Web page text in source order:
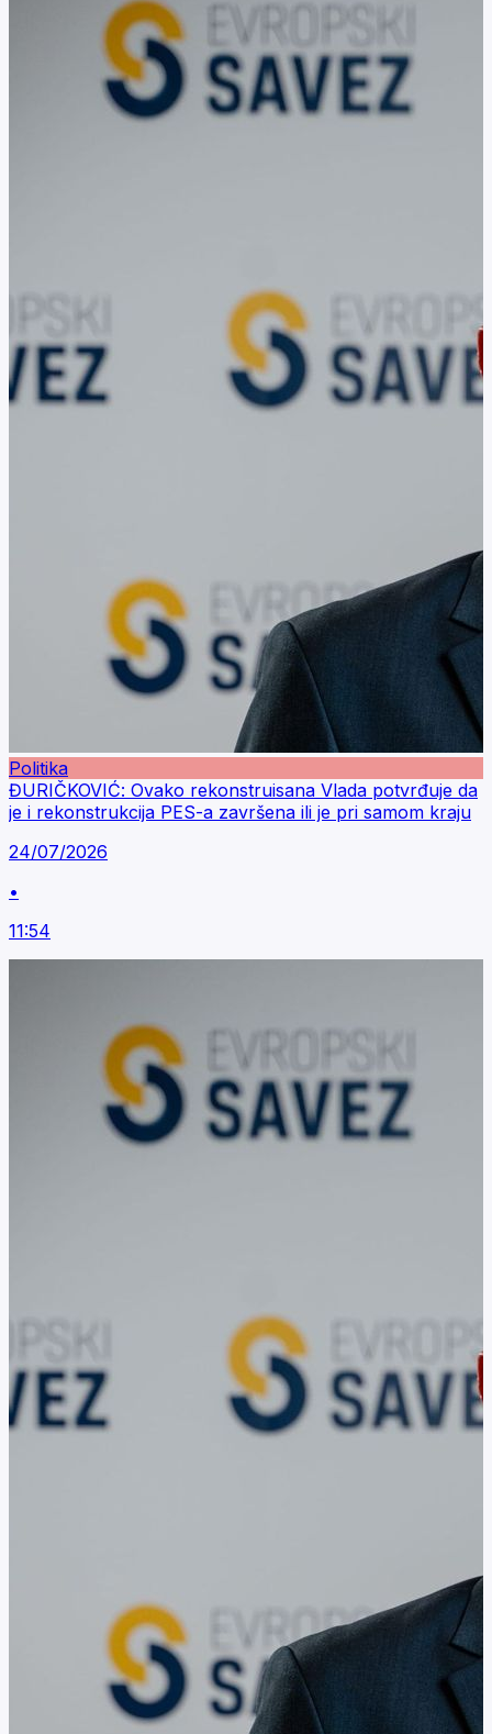
Politika
ĐURIČKOVIĆ: Ovako rekonstruisana Vlada potvrđuje da
je i rekonstrukcija PES-a završena ili je pri samom kraju
24/07/2026
•
11:54